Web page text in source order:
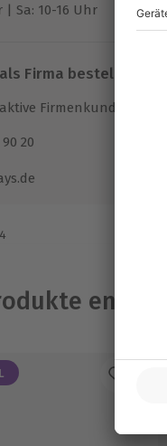
in
warmen
zehren! Erlebe die
| Sa: 10-16 Uhr
Firma bestellen?
Firmenkunden
20